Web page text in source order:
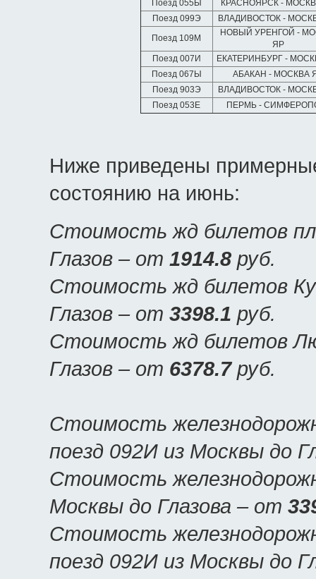
Поезд 055Ы
КРАСНОЯРСК -
Поезд 099Э
ВЛАДИВОСТОК -
Поезд 109М
НОВЫЙ УРЕНГОЙ -
ЯР
Поезд 007И
ЕКАТЕРИНБУРГ -
Поезд 067Ы
АБАКАН - МОСКВА
Поезд 903Э
ВЛАДИВОСТОК -
Поезд 053Е
ПЕРМЬ -
Ниже приведены
состоянию на июнь:
Стоимость жд билетов
Глазов – от 1914.8 руб.
Стоимость жд билетов
Глазов – от 3398.1 руб.
Стоимость жд билетов
Глазов – от 6378.7руб.
Стоимость
поезд 092И из Москвы до
Стоимость
Москвы до Глазова – от
Стоимость
поезд 092И из Москвы до